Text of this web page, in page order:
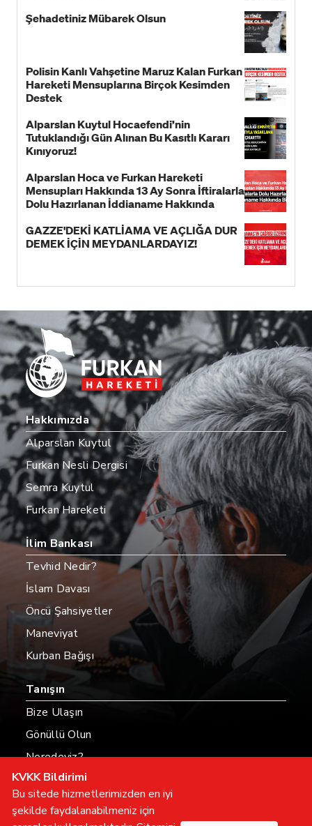
Şehadetiniz Mübarek Olsun
Polisin Kanlı Vahşetine Maruz Kalan Furkan
Hareketi Mensuplarına Birçok Kesimden
Destek
Alparslan Kuytul Hocaefendi’nin
Tutuklandığı Gün Alınan Bu Kasıtlı Kararı
Kınıyoruz!
Alparslan Hoca ve Furkan Hareketi
Mensupları Hakkında 13 Ay Sonra İftiralarla
Dolu Hazırlanan İddianame Hakkında
GAZZE'DEKİ KATLİAMA VE AÇLIĞA DUR
DEMEK İÇİN MEYDANLARDAYIZ!
Hakkımızda
Alparslan Kuytul
Furkan Nesli Dergisi
Semra Kuytul
Furkan Hareketi
İlim Bankası
Tevhid Nedir?
İslam Davası
Öncü Şahsiyetler
Maneviyat
Kurban Bağışı
Tanışın
Bize Ulaşın
Gönüllü Olun
Neredeyiz?
Hesaplarımız
KVKK Bildirimi
Bu sitede hizmetlerimizden en iyi
şekilde faydalanabilmeniz için